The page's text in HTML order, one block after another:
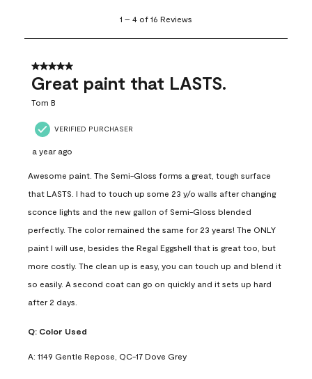
4
16
Reviews
1 – 4 of 16 Reviews
5 out of 5 stars.
Great paint that LASTS.
Tom B
VERIFIED PURCHASER
a year ago
Awesome paint. The Semi-Gloss forms a great, tough surface
that LASTS. I had to touch up some 23 y/o walls after changing
sconce lights and the new gallon of Semi-Gloss blended
perfectly. The color remained the same for 23 years! The ONLY
paint I will use, besides the Regal Eggshell that is great too, but
more costly. The clean up is easy, you can touch up and blend it
so easily. A second coat can go on quickly and it sets up hard
after 2 days.
Q: Color Used
A: 1149 Gentle Repose, QC-17 Dove Grey